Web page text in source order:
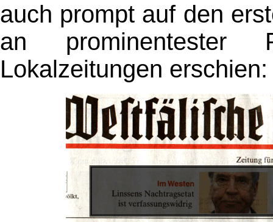
auch prompt auf den
an prominentester
Lokalzeitungen erschien: